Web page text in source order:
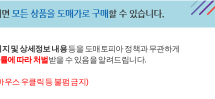
및 상세정보 내용등을 도매토피아 정책과 무관하게
에 따라 처벌 받을 수 있음을 알려드립니다.
우스 우클릭 등 불펌 금지)